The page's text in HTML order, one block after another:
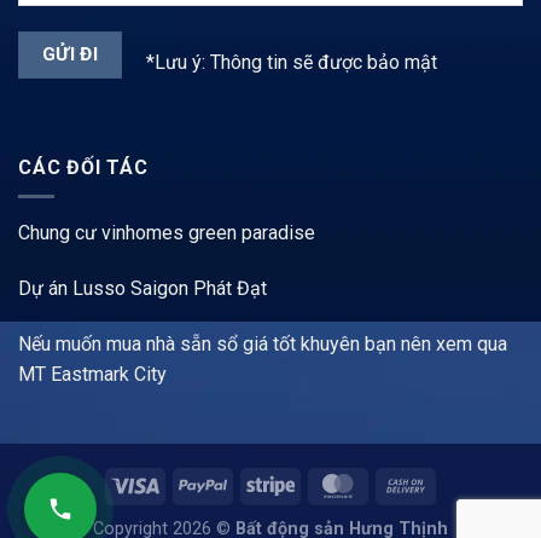
*Lưu ý: Thông tin sẽ được bảo mật
CÁC ĐỐI TÁC
Chung cư vinhomes green paradise
Dự án Lusso Saigon Phát Đạt
Nếu muốn mua nhà sẵn sổ giá tốt khuyên bạn nên xem qua
MT Eastmark City
Copyright 2026 © Bất động sản Hưng Thịnh